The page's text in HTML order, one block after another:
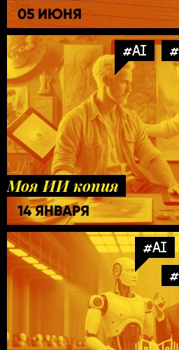
05 ИЮНЯ
#AI
Моя ИИ копия
14 ЯНВАРЯ
#AI